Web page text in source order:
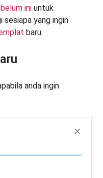
ini untuk
sesiapa yang ingin
baru.
anda ingin